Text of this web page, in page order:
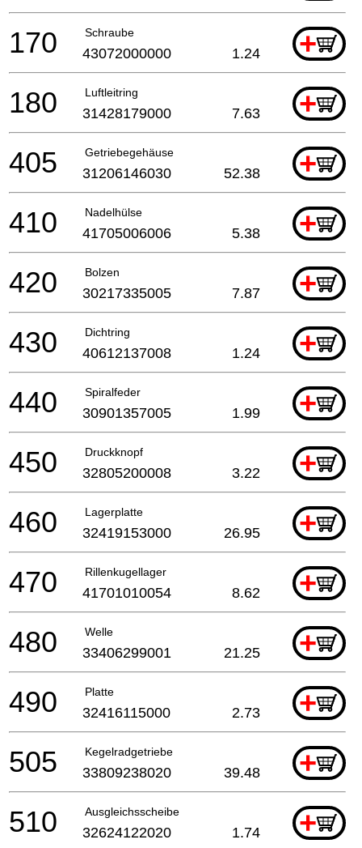
Schraube +
170 43072000000 1.24
Luftleitring +
180 31428179000 7.63
Getriebegehäuse +
405 31206146030 52.38
Nadelhülse +
410 41705006006 5.38
Bolzen +
420 30217335005 7.87
Dichtring +
430 40612137008 1.24
Spiralfeder +
440 30901357005 1.99
Druckknopf +
450 32805200008 3.22
Lagerplatte +
460 32419153000 26.95
Rillenkugellager +
470 41701010054 8.62
Welle +
480 33406299001 21.25
Platte +
490 32416115000 2.73
Kegelradgetriebe +
505 33809238020 39.48
Ausgleichsscheibe +
510 32624122020 1.74